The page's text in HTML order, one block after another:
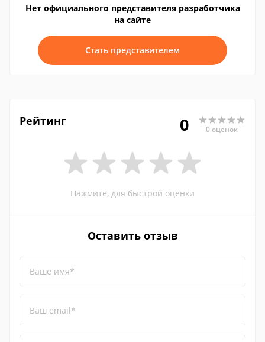
Нет официального представителя разработчика
на сайте
Стать представителем
Рейтинг 0 0 оценок
Нажмите, для быстрой оценки
Оставить отзыв
Ваше имя*
Ваш email*